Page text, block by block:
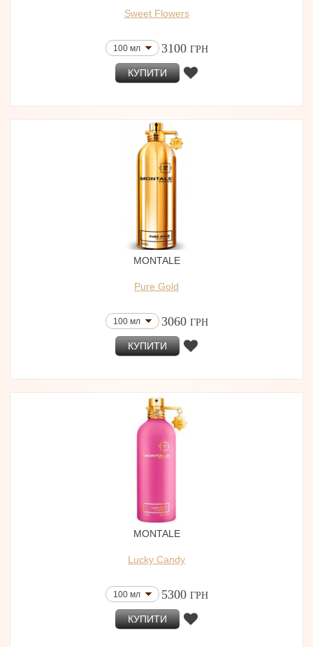
Sweet Flowers
100 мл 3100 ГРН
КУПИТИ
MONTALE
Pure Gold
100 мл 3060 ГРН
КУПИТИ
MONTALE
Lucky Candy
100 мл 5300 ГРН
КУПИТИ